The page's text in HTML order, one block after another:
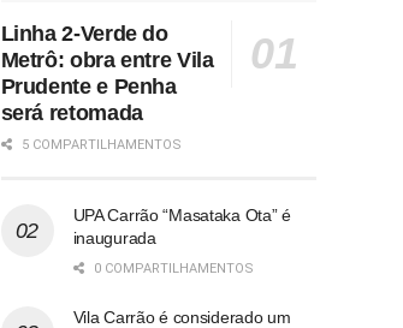
Linha 2-Verde do
Metrô: obra entre Vila
Prudente e Penha
será retomada
5 COMPARTILHAMENTOS
UPA Carrão “Masataka Ota” é
inaugurada
0 COMPARTILHAMENTOS
Vila Carrão é considerado um